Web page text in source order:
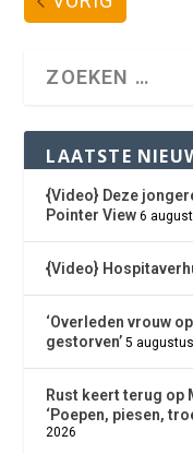
LAATSTE
{Video} Deze
Pointer View 6
{Video}
‘Overleden vrouw
gestorven’ 5
Rust keert terug op
‘Poepen, piesen,
2026